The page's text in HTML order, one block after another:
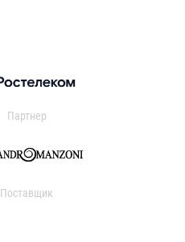
Партнер
Поставщик